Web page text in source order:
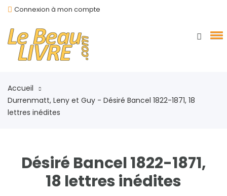
Connexion à mon compte
Accueil
Durrenmatt, Leny et Guy - Désiré Bancel 1822-1871, 18
lettres inédites
Désiré Bancel 1822-1871,
18 lettres inédites